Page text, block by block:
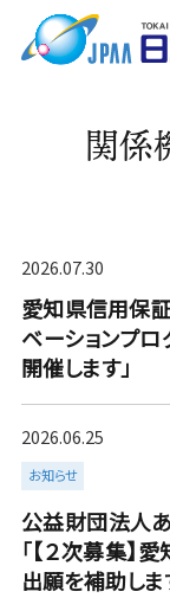
関係
愛知県信用保
ベーションプロ
開催します」
2026.07.30
more
公益財団法人
「【２次募集】
出願を補助します
2026.06.25
お知らせ
more